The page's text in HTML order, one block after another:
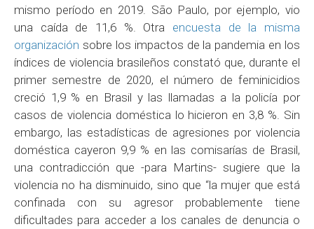
mismo período en 2019. São Paulo, por ejemplo, vio
una caída de 11,6 %. Otra encuesta de la misma
organización sobre los impactos de la pandemia en los
índices de violencia brasileños constató que, durante el
primer semestre de 2020, el número de feminicidios
creció 1,9 % en Brasil y las llamadas a la policía por
casos de violencia doméstica lo hicieron en 3,8 %. Sin
embargo, las estadísticas de agresiones por violencia
doméstica cayeron 9,9 % en las comisarías de Brasil,
una contradicción que -para Martins- sugiere que la
violencia no ha disminuido, sino que “la mujer que está
confinada con su agresor probablemente tiene
dificultades para acceder a los canales de denuncia o